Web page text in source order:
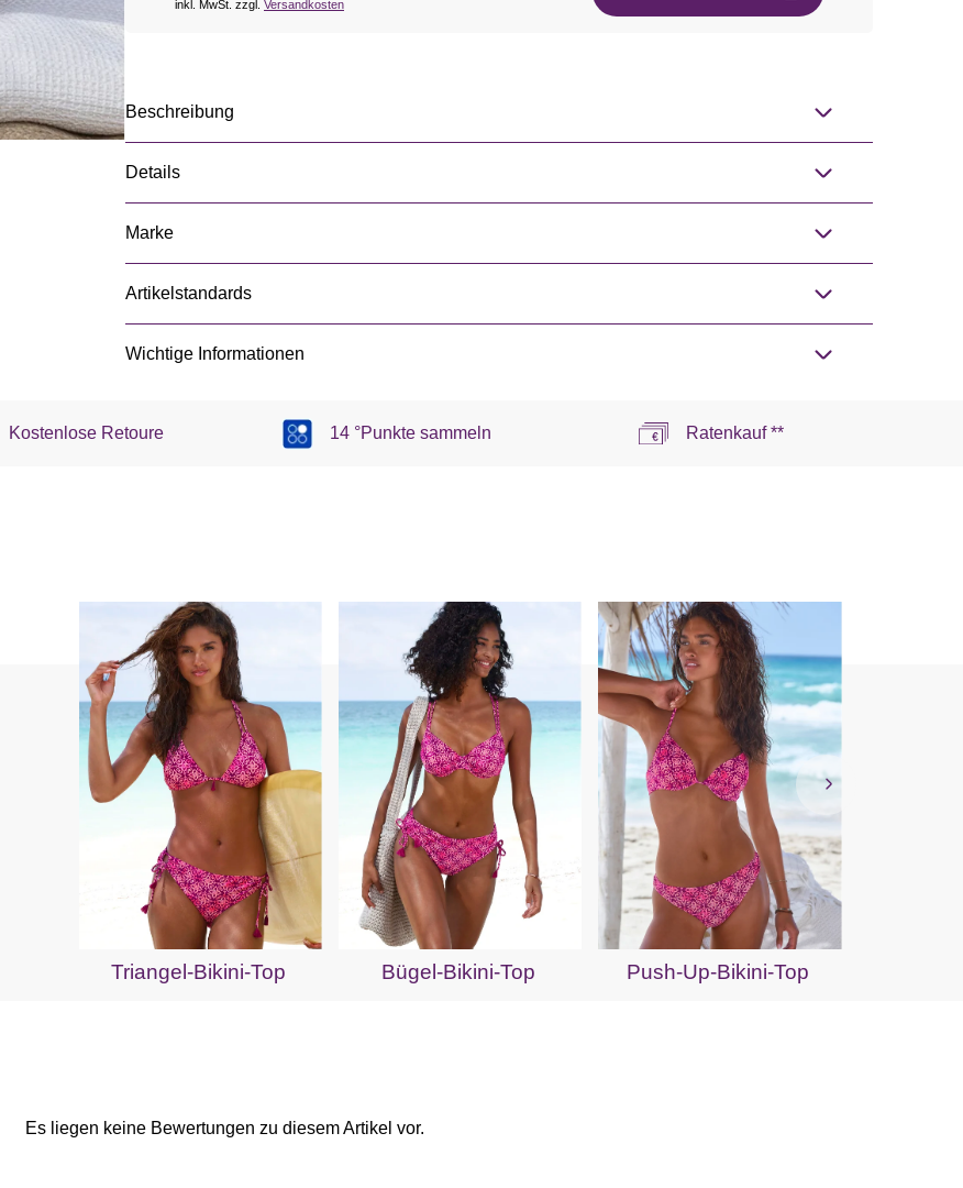
inkl. MwSt. zzgl. Versandkosten
Beschreibung
Details
Marke
Artikelstandards
Wichtige Informationen
Kostenlose Retoure 14 °Punkte sammeln Ratenkauf **
Triangel-Bikini-Top Bügel-Bikini-Top Push-Up-Bikini-Top
Es liegen keine Bewertungen zu diesem Artikel vor.